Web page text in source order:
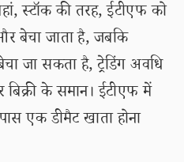
स्टॉक की तरह, ईटीएफ को
बेचा जाता है, जबकि
जा सकता है, ट्रेडिंग अवधि
के समान। ईटीएफ में
एक डीमैट खाता होना